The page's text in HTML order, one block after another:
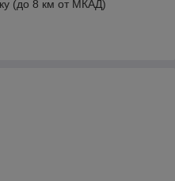
(до 8 км от МКАД)